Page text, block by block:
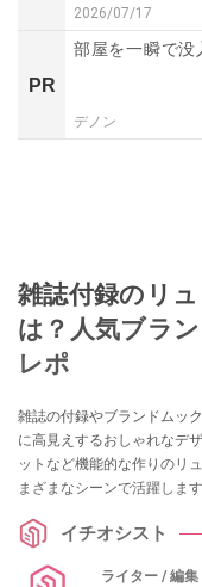
2026/07/17
PR
部屋を一瞬で没
デノン
雑誌付録のリ
は？人気ブラ
レポ
雑誌の付録やブランドムッ
に高見えするおしゃれなデ
ットなど機能的な作りのリ
まざまなシーンで活躍しま
をご紹介します。容量や耐
イチオシスト
ライター / 編集